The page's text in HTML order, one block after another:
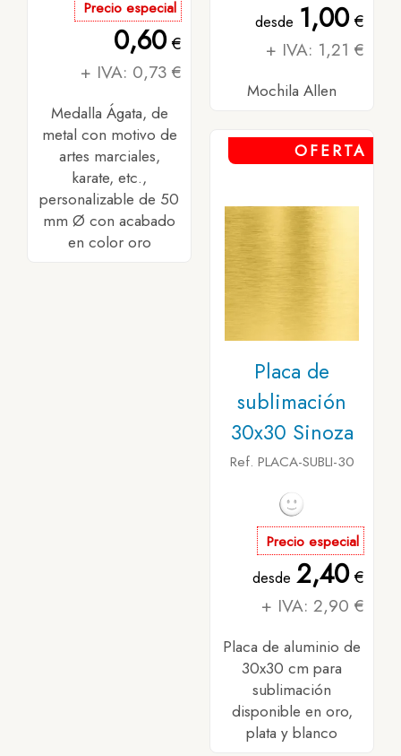
Precio especial
0,60€
+ IVA: 0,73 €
Medalla Ágata, de
metal con motivo de
artes marciales,
karate, etc.,
personalizable de 50
mm Ø con acabado
en color oro
desde 1,00€
+ IVA: 1,21 €
Mochila Allen
OFERTA
Placa de
sublimación
30x30 Sinoza
Ref. PLACA-SUBLI-30
Precio especial
desde 2,40€
+ IVA: 2,90 €
Placa de aluminio de
30x30 cm para
sublimación
disponible en oro,
plata y blanco